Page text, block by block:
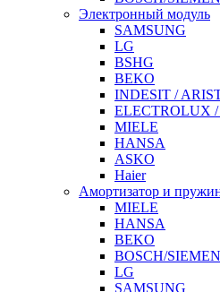
Электронный модуль
SAMSUNG
LG
BSHG
BEKO
INDESIT /
ELECTROLUX
MIELE
HANSA
ASKO
Haier
Амортизатор и
MIELE
HANSA
BEKO
BOSCH/
LG
SAMSUNG